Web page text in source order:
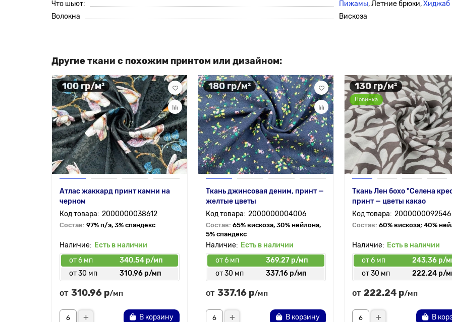
Что шьют:
Пижамы, Летние брюки,Хиджаб
Волокна
Вискоза
Другие ткани с похожим принтом или дизайном:
100 гр/м²
Атлас жаккард принт камни на
черном
2000000038612
Состав: 97% п/э, 3% спандекс
Есть в наличии
от 6 мп
340.54 р/мп
от 30 мп
310.96 р/мп
от 310.96 р/мп
В корзину
180 гр/м²
Ткань джинсовая деним, принт —
желтые цветы
2000000004006
Состав: 65% вискоза, 30% нейлона,
5% спандекс
Есть в наличии
от 6 мп
369.27 р/мп
от 30 мп
337.16 р/мп
от 337.16 р/мп
В корзину
130 гр/м²
Новинка
Ткань Лен бохо "Селена
принт — цветы какао
2000000092546
Состав: 60% вискоза; 40%
Есть в наличии
от 6 мп
243.36 р/
от 30 мп
222.24 р/
от 222.24 р/мп
В